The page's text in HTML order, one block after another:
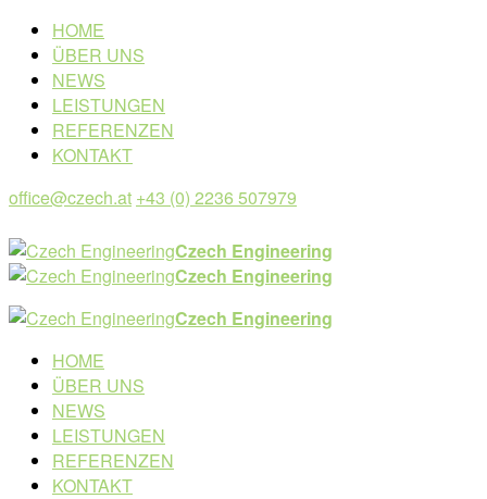
HOME
ÜBER UNS
NEWS
LEISTUNGEN
REFERENZEN
KONTAKT
office@czech.at +43 (0) 2236 507979
Czech Engineering
Czech Engineering
Czech Engineering
HOME
ÜBER UNS
NEWS
LEISTUNGEN
REFERENZEN
KONTAKT